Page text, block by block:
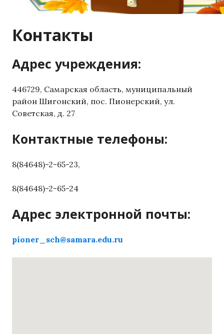
Контакты
Адрес учреждения:
446729, Самарская область, муниципальный
район Шигонский, пос. Пионерский, ул.
Советская, д. 27
Контактные телефоны:
8(84648)-2-65-23,
8(84648)-2-65-24
Адрес электронной почты:
pioner_sch@samara.edu.ru